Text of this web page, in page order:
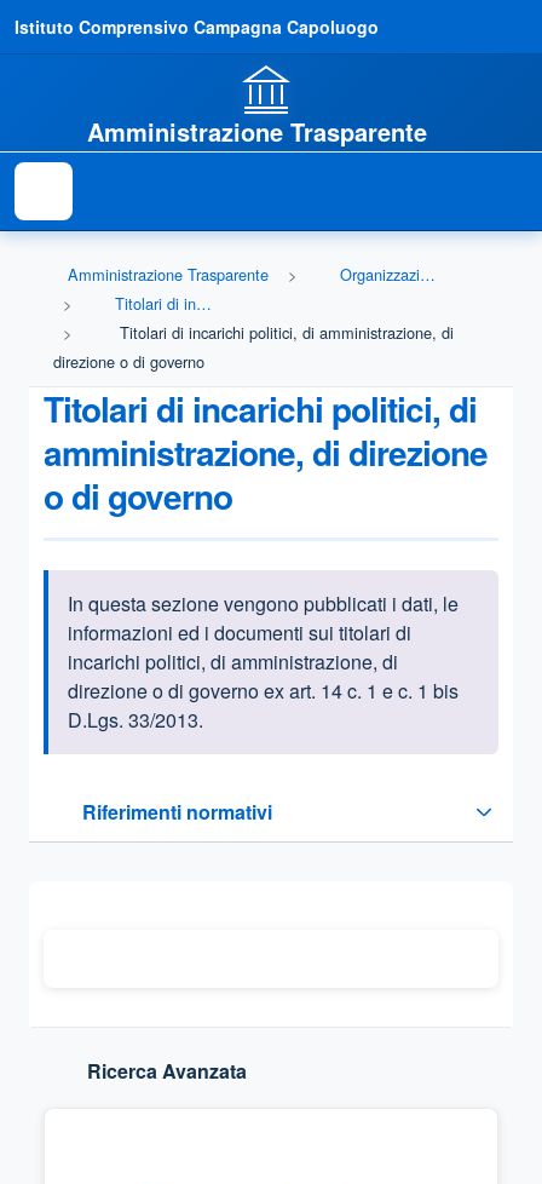
Istituto Comprensivo Campagna Capoluogo
Amministrazione Trasparente
Amministrazione Trasparente
Organizzazione
Titolari di incarichi politici, di amministrazione, di direzione o di governo
Titolari di incarichi politici, di amministrazione, di
direzione o di governo
Titolari di incarichi politici, di
amministrazione, di direzione
o di governo
Informazioni introduttive
In questa sezione vengono pubblicati i dati, le
informazioni ed i documenti sui titolari di
incarichi politici, di amministrazione, di
direzione o di governo ex art. 14 c. 1 e c. 1 bis
D.Lgs. 33/2013.
Riferimenti normativi
Sezione compressa
Ricerca Avanzata